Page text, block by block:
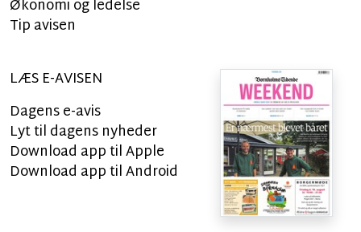
Økonomi og ledelse
Tip avisen
LÆS E-AVISEN
Dagens e-avis
Lyt til dagens nyheder
Download app til Apple
Download app til Android